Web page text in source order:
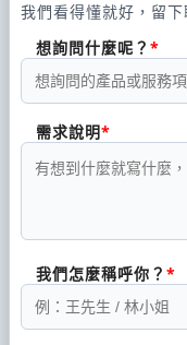
我們看得懂就好，留
想詢問什麼呢？
需求說明
我們怎麼稱呼你？